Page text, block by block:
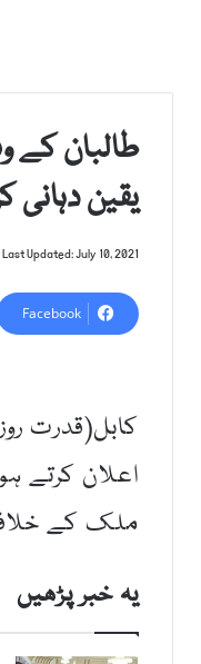
طالبان کے
یقین دہانی
Last Updated: July 10, 2021
Facebook
اعلان کرتے
ملک کے
یہ خبر پڑھیں